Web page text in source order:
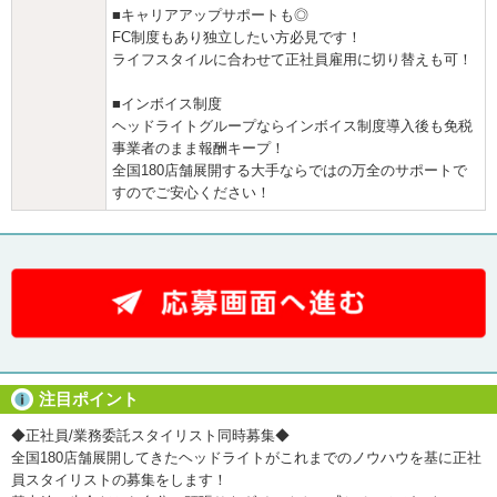
■キャリアアップサポートも◎
FC制度もあり独立したい方必見です！
ライフスタイルに合わせて正社員雇用に切り替えも可！
■インボイス制度
ヘッドライトグループならインボイス制度導入後も免税
事業者のまま報酬キープ！
全国180店舗展開する大手ならではの万全のサポートで
すのでご安心ください！
注目ポイント
◆正社員/業務委託スタイリスト同時募集◆
全国180店舗展開してきたヘッドライトがこれまでのノウハウを基に正社
員スタイリストの募集をします！